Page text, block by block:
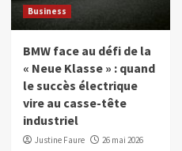
Business
BMW face au défi de la
« Neue Klasse » : quand
le succès électrique
vire au casse-tête
industriel
Justine Faure 26 mai 2026